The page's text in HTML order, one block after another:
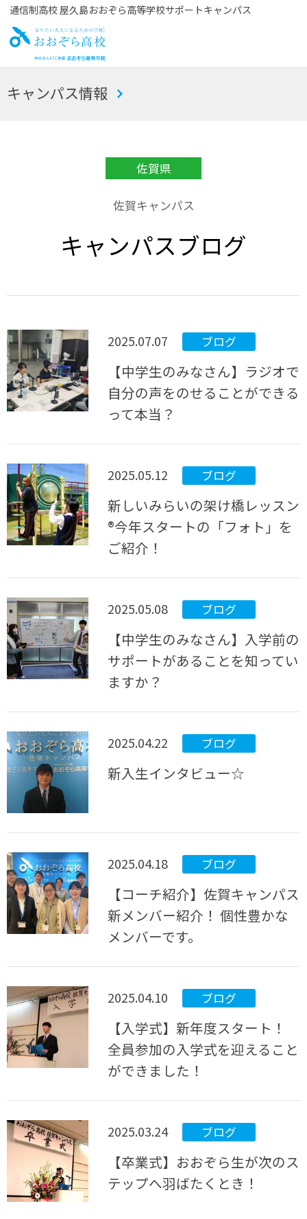
通信制高校 屋久島おおぞら高等学校サポートキャンパス
お
キャンパス情報
佐賀県
佐賀キャンパス
キャンパスブログ
2025.07.07 ブログ
【中学生のみなさん】ラジオで
自分の声をのせることができる
って本当？
2025.05.12 ブログ
新しいみらいの架け橋レッスン
®今年スタートの「フォト」を
ご紹介！
2025.05.08 ブログ
【中学生のみなさん】入学前の
サポートがあることを知ってい
ますか？
2025.04.22 ブログ
新入生インタビュー☆
2025.04.18 ブログ
【コーチ紹介】佐賀キャンパス
新メンバー紹介！ 個性豊かな
メンバーです。
2025.04.10 ブログ
【入学式】新年度スタート！
全員参加の入学式を迎えること
ができました！
2025.03.24 ブログ
【卒業式】おおぞら生が次のス
テップへ羽ばたくとき！